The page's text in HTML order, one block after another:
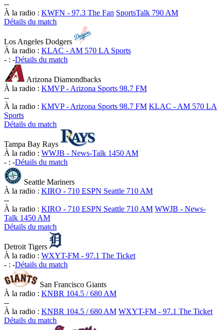
--
À la radio : KWFN - 97.3 The Fan SportsTalk 790 AM
Détails du match
Los Angeles Dodgers
À la radio : KLAC - AM 570 LA Sports
- : -Détails du match
Arizona Diamondbacks
À la radio : KMVP - Arizona Sports 98.7 FM
--
À la radio : KMVP - Arizona Sports 98.7 FM KLAC - AM 570 LA
Sports
Détails du match
Tampa Bay Rays
À la radio : WWJB - News-Talk 1450 AM
- : -Détails du match
Seattle Mariners
À la radio : KIRO - 710 ESPN Seattle 710 AM
--
À la radio : KIRO - 710 ESPN Seattle 710 AM WWJB - News-
Talk 1450 AM
Détails du match
Detroit Tigers
À la radio : WXYT-FM - 97.1 The Ticket
- : -Détails du match
San Francisco Giants
À la radio : KNBR 104.5 / 680 AM
--
À la radio : KNBR 104.5 / 680 AM WXYT-FM - 97.1 The Ticket
Détails du match